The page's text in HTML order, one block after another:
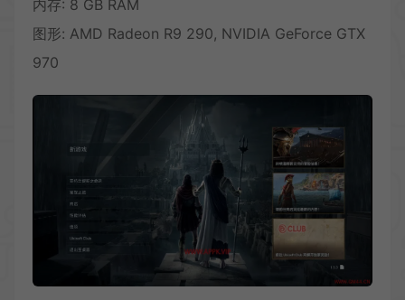
内存: 8 GB RAM
图形: AMD Radeon R9 290, NVIDIA GeForce GTX
970